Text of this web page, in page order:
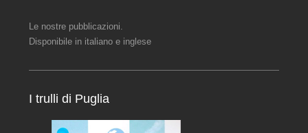
Le nostre pubblicazioni.
Disponibile in italiano e inglese
I trulli di Puglia